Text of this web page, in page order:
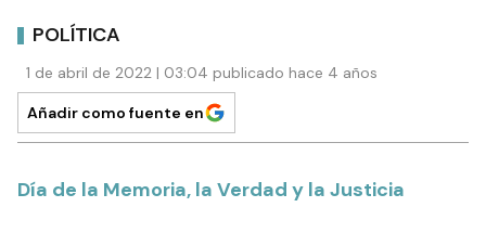
POLÍTICA
1 de abril de 2022 | 03:04 publicado hace 4 años
Añadir como fuente en
Día de la Memoria, la Verdad y la Justicia